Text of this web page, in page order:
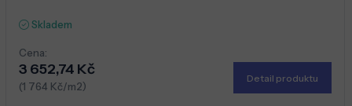
Skladem
Cena:
3 652,74 Kč
(1 764 Kč/m2)
Detail produktu